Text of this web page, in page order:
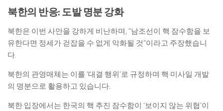
북한의 반응: 도발 명분 강화
북한은 이번 사안을 강하게 비난하며, “남조선이 핵 잠수함을 보
유한다면 정세가 걷잡을 수 없게 악화될 것”이라고 주장했습니
다.
북한의 관영매체는 이를 ‘대결 행위’로 규정하며 핵·미사일 개발
의 명분으로 활용하고 있습니다.
북한 입장에서는 한국의 핵 추진 잠수함이 ‘보이지 않는 위협’이